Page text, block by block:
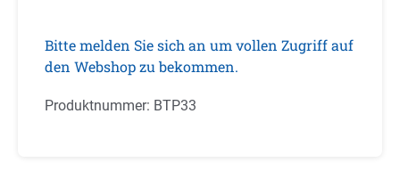
Bitte melden Sie sich an um vollen Zugriff auf
den Webshop zu bekommen.
Produktnummer: BTP33